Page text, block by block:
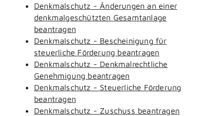
Denkmalschutz - Änderungen an einer
denkmalgeschützten Gesamtanlage
beantragen
Denkmalschutz - Bescheinigung für
steuerliche Förderung beantragen
Denkmalschutz - Denkmalrechtliche
Genehmigung beantragen
Denkmalschutz - Steuerliche Förderung
beantragen
Denkmalschutz - Zuschuss beantragen